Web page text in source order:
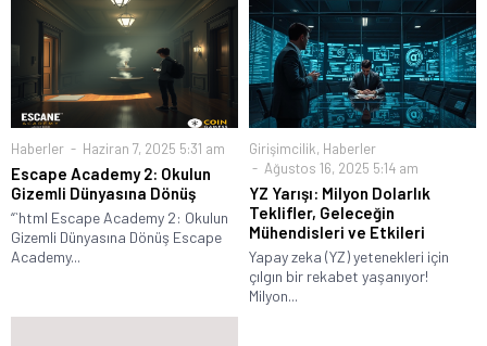
Haberler Haziran 7, 2025 5:31 am
Escape Academy 2: Okulun
Gizemli Dünyasına Dönüş
“`html Escape Academy 2: Okulun
Gizemli Dünyasına Dönüş Escape
Academy...
Girişimcilik, Haberler
Ağustos 16, 2025 5:14 am
YZ Yarışı: Milyon Dolarlık
Teklifler, Geleceğin
Mühendisleri ve Etkileri
Yapay zeka (YZ) yetenekleri için
çılgın bir rekabet yaşanıyor!
Milyon...